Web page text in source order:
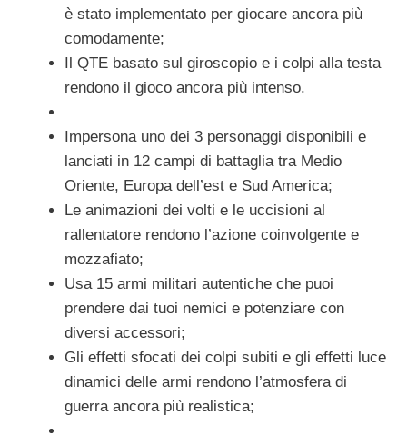
è stato implementato per giocare ancora più
comodamente;
Il QTE basato sul giroscopio e i colpi alla testa
rendono il gioco ancora più intenso.
Impersona uno dei 3 personaggi disponibili e
lanciati in 12 campi di battaglia tra Medio
Oriente, Europa dell’est e Sud America;
Le animazioni dei volti e le uccisioni al
rallentatore rendono l’azione coinvolgente e
mozzafiato;
Usa 15 armi militari autentiche che puoi
prendere dai tuoi nemici e potenziare con
diversi accessori;
Gli effetti sfocati dei colpi subiti e gli effetti luce
dinamici delle armi rendono l’atmosfera di
guerra ancora più realistica;